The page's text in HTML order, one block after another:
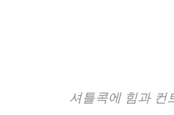
셔틀콕에 힘과 컨